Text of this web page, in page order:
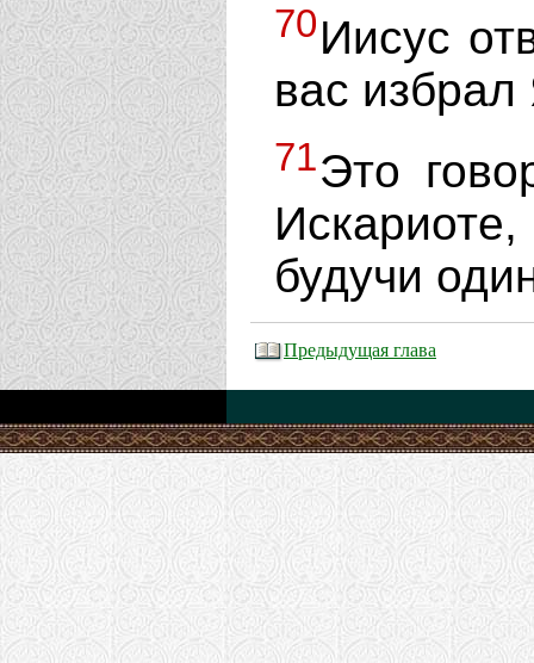
70Иисус
вас
71Это
будучи
Предыдущая глава